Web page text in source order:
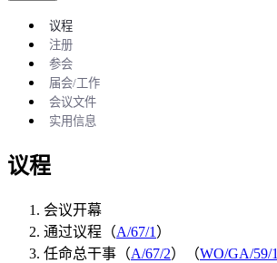
议程
注册
参会
届会/工作
会议文件
实用信息
议程
会议开幕
通过议程（A/67/1 ）
任命总干事（A/67/2）（WO/GA/59/1